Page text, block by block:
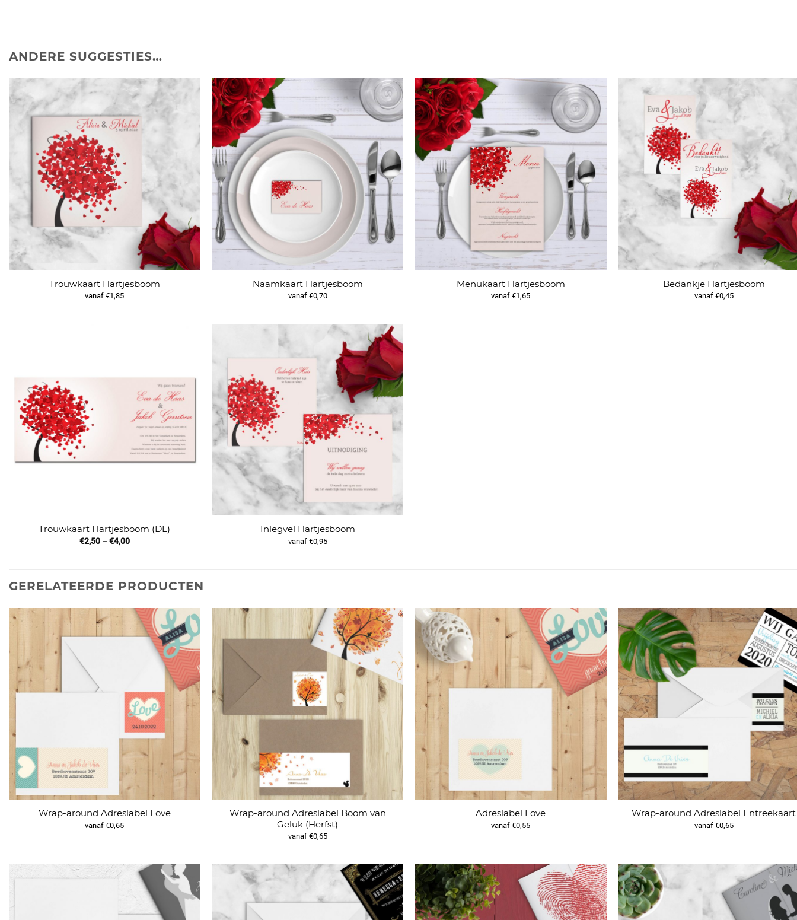
ANDERE SUGGESTIES…
Trouwkaart Hartjesboom
vanaf €1,85
Naamkaart Hartjesboom
vanaf €0,70
Menukaart Hartjesboom
vanaf €1,65
Bedankje Hartjesboom
vanaf €0,45
Trouwkaart Hartjesboom (DL)
€2,50– €4,00
Inlegvel Hartjesboom
vanaf €0,95
GERELATEERDE PRODUCTEN
Wrap-around Adreslabel Love
vanaf €0,65
Wrap-around Adreslabel Boom van
Geluk (Herfst)
vanaf €0,65
Adreslabel Love
vanaf €0,55
Wrap-around Adreslabel Entreekaart
vanaf €0,65